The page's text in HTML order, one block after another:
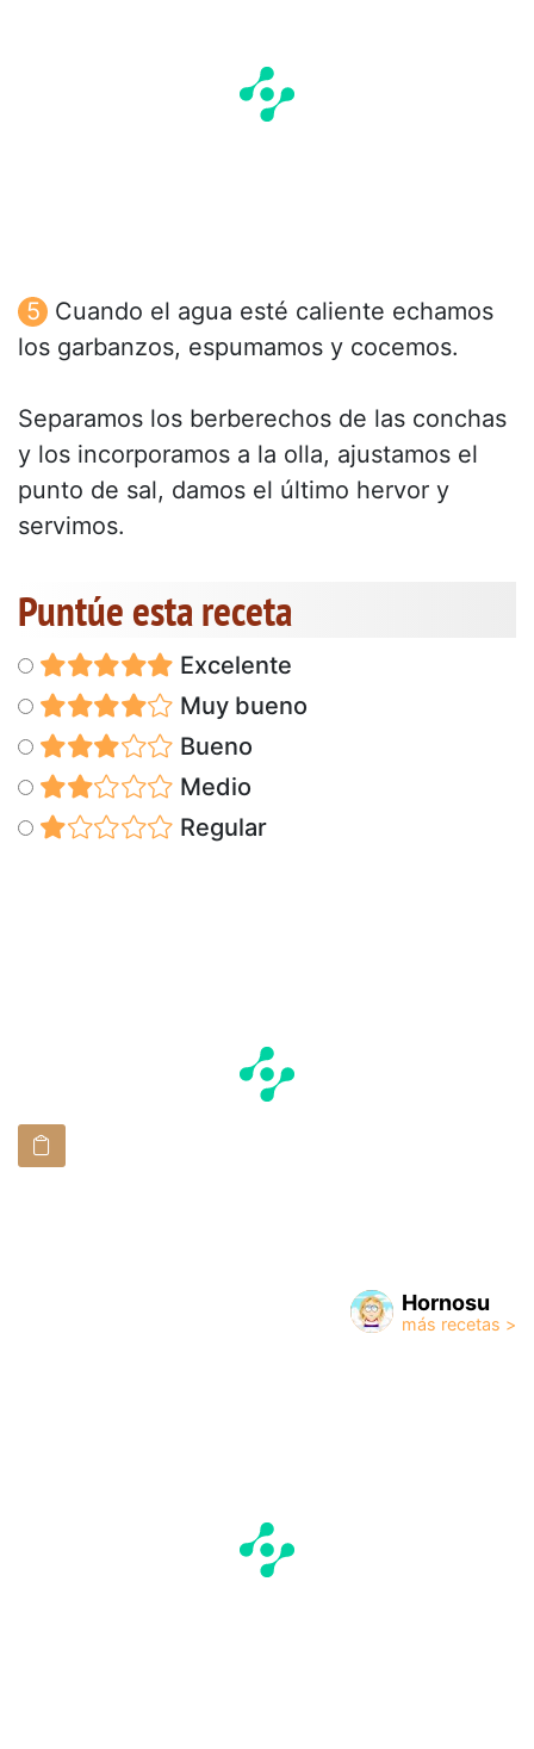
Cuando el agua esté caliente echamos
los garbanzos, espumamos y cocemos.
Separamos los berberechos de las conchas
y los incorporamos a la olla, ajustamos el
punto de sal, damos el último hervor y
servimos.
Puntúe esta receta
Excelente
Muy bueno
Bueno
Medio
Regular
Hornosu